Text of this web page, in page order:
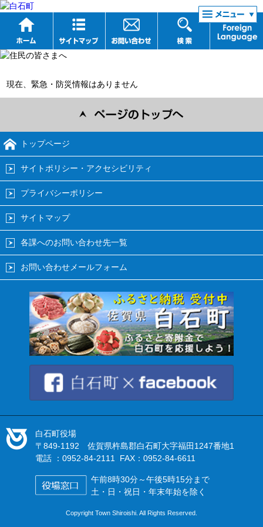
リンク集
現在、緊急・防災情報はありません
トップページ
サイトポリシー・アクセシビリティ
プライバシーポリシー
サイトマップ
各課へのお問い合わせ先一覧
お問い合わせメールフォーム
白石町役場
〒849-1192 佐賀県杵島郡白石町大字福田1247番地1
電話 ：0952-84-2111 FAX：0952-84-6611
午前8時30分～午後5時15分まで
土・日・祝日・年末年始を除く
Copyright Town Shiroishi. All Rights Reserved.